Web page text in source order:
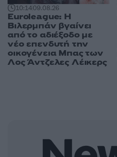
10:1409.08.26
Euroleague: Η
Βιλερμπάν βγαίνει
από το αδιέξοδο με
νέο επενδυτή την
οικογένεια Μπας των
Λος Άντζελες Λέικερς